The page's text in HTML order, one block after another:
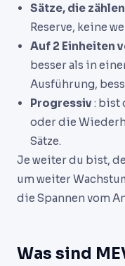
Sätze, die zählen
Reserve, keine
Auf 2 Einheiten
besser als in
Ausführung,
Progressiv : bist
oder die
Sätze.
Je weiter du bist,
um weiter
die Spannen vom
Was sind